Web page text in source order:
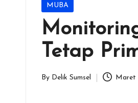
Posted
in
MUBA
Tetap
Posted
By Delik Sumsel Maret